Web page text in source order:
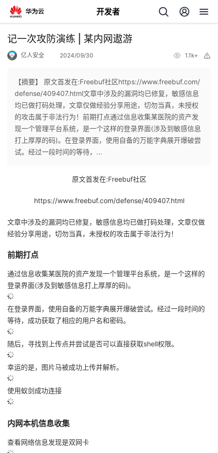
开发者
返
个
人
我
者
我
的
博
我
的
我
动
关
注
我
的
开
我
的
我
记一次攻防演练 | 某内网遨游
亿人安全 2024/09/30 1.1k+
【摘要】 原文首发在:Freebuf社区https://www.freebuf.com/
defense/409407.html文章中涉及的漏洞均已修复，敏感信息
均已做打码处理，文章仅做经验分享用途，切勿当真，未授权
的攻击属于非法行为！前期打点通过信息收集某医院的资产发
现一个管理平台系统，是一个这样的登录界面(涉及到敏感信息
打上厚厚的码)。在登录界面，使用自备的万能字典展开爆破尝
试。经过一段时间的等待，...
原文首发在:Freebuf社区
https://www.freebuf.com/defense/409407.html
文章中涉及的漏洞均已修复，敏感信息均已做打码处理，文章仅做
经验分享用途，切勿当真，未授权的攻击属于非法行为！
前期打点
通过信息收集某医院的资产发现一个管理平台系统，是一个这样的
登录界面(涉及到敏感信息打上厚厚的码)。
在登录界面，使用自备的万能字典展开爆破尝试。经过一段时间的
等待，成功获取了相应的用户名和密码。
随后，寻找到上传点并尝试是否可以直接获取shell权限。
幸运的是，图片马被成功上传并解析。
使用蚁剑成功连接
内网本机信息收集
查看网络信息发现是双网卡